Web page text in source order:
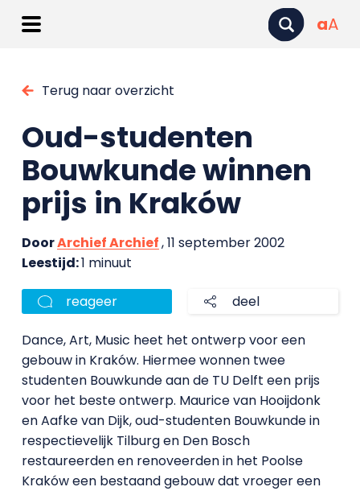
aA
Terug naar overzicht
Oud-studenten
Bouwkunde winnen
prijs in Kraków
DoorArchief Archief, 11 september 2002
Leestijd:1 minuut
reageer deel
Dance, Art, Music heet het ontwerp voor een
gebouw in Kraków. Hiermee wonnen twee
studenten Bouwkunde aan de TU Delft een prijs
voor het beste ontwerp. Maurice van Hooijdonk
en Aafke van Dijk, oud-studenten Bouwkunde in
respectievelijk Tilburg en Den Bosch
restaureerden en renoveerden in het Poolse
Kraków een bestaand gebouw dat vroeger een